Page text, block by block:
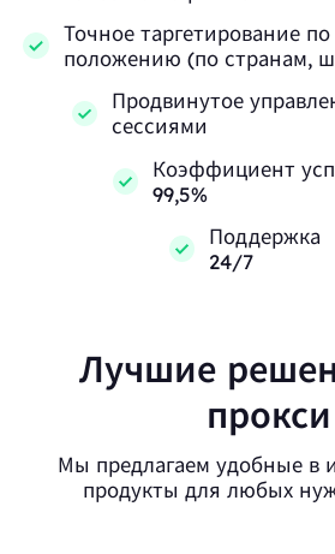
Точное таргетирование
положению (по странам,
Продвинутое
сессиями
Коэффициент
99,5%
Поддержка
24/7
Лучшие
прокси
Мы предлагаем удобные в
продукты для любых